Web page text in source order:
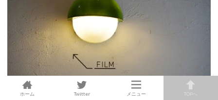
ホーム Twitter メニュー TOPへ